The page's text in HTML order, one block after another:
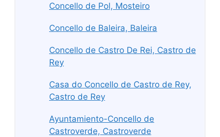
Concello de Pol, Mosteiro
Concello de Baleira, Baleira
Concello de Castro De Rei, Castro de
Rey
Casa do Concello de Castro de Rey,
Castro de Rey
Ayuntamiento-Concello de
Castroverde, Castroverde